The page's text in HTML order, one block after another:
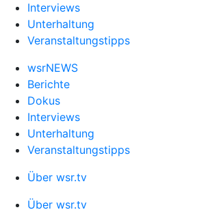
Interviews
Unterhaltung
Veranstaltungstipps
wsrNEWS
Berichte
Dokus
Interviews
Unterhaltung
Veranstaltungstipps
Über wsr.tv
Über wsr.tv